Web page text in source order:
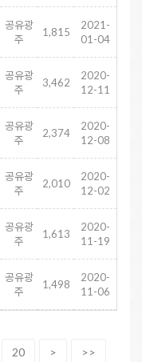
공유광
주
1,815
2021-
01-04
공유광
주
3,462
2020-
12-11
공유광
주
2,374
2020-
12-08
공유광
주
2,010
2020-
12-02
공유광
주
1,613
2020-
11-19
공유광
주
1,498
2020-
11-06
20 > >>